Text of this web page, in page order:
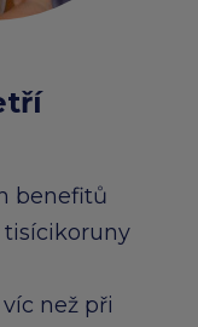
benefitů
tisícikoruny
než při